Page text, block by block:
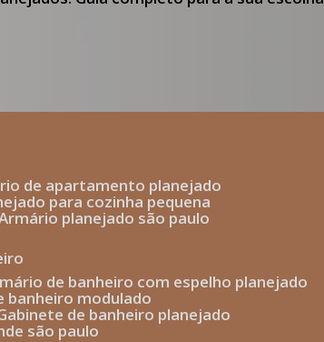
de apartamento planejado
para cozinha pequena
armário planejado são paulo
de banheiro com espelho planejado
banheiro modulado
gabinete de banheiro planejado
são paulo